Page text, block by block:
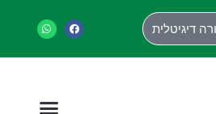
דיגיטלית